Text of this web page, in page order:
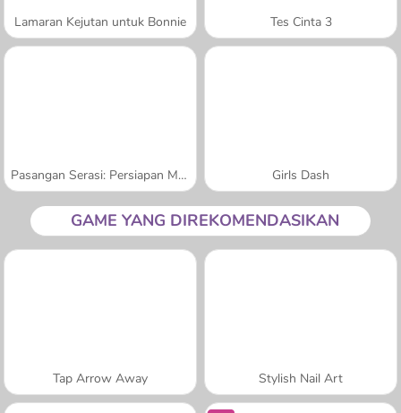
Lamaran Kejutan untuk Bonnie Tes Cinta 3
Pasangan Serasi: Persiapan Musim Dingin Girls Dash
GAME YANG DIREKOMENDASIKAN
Tap Arrow Away Stylish Nail Art